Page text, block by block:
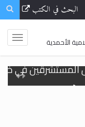
البحث في الكتب
الأحمدية
وأهداف >> المزيد
أهمية عيد